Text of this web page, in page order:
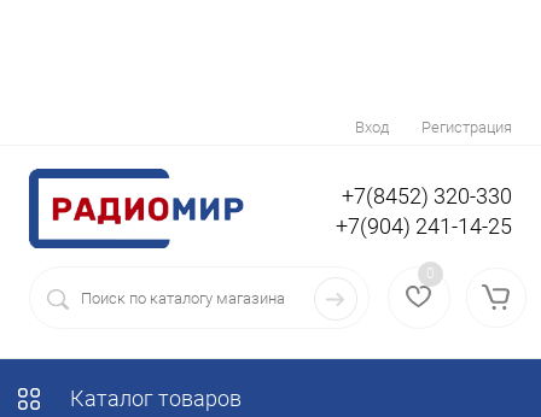
Вход Регистрация
+7(8452) 320-330
+7(904) 241-14-25
0
Каталог товаров